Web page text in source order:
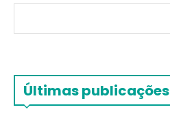
Últimas publicações